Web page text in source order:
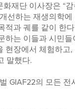
재단 이사장은 “
선하는 재생의학에
적과 궤를 같이 한다
하는 이들과 시민
현장에서 체험하고
말했다.
GIAF22의 모든 전